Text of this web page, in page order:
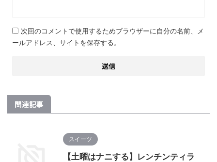
次回のコメントで使用するためブラウザーに自分の名前、メ
ールアドレス、サイトを保存する。
関連記事
スイーツ
【土曜はナニする】レンチンティラ